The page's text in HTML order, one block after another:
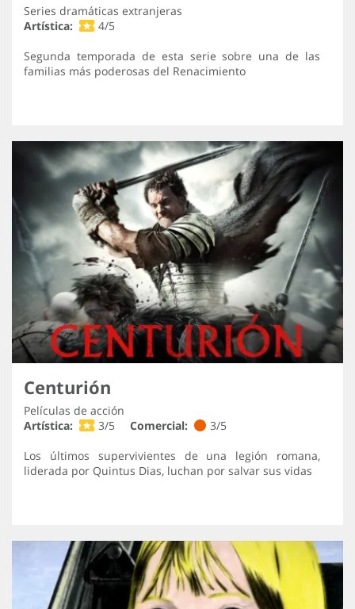
Series dramáticas extranjeras
Artística:
4/5
Segunda temporada de esta serie sobre una de las
familias más poderosas del Renacimiento
Centurión
Películas de acción
Artística:
3/5 Comercial:
3/5
Los últimos supervivientes de una legión romana,
liderada por Quintus Dias, luchan por salvar sus vidas